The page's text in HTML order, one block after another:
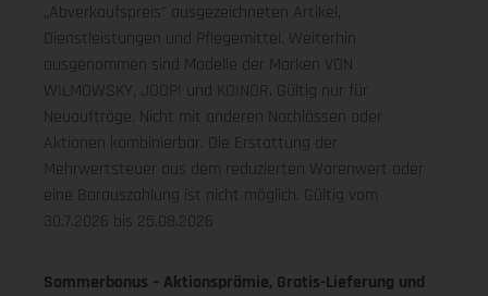
„Abverkaufspreis" ausgezeichneten Artikel,
Dienstleistungen und Pflegemittel. Weiterhin
ausgenommen sind Modelle der Marken VON
WILMOWSKY, JOOP! und KOINOR. Gültig nur für
Neuaufträge. Nicht mit anderen Nachlässen oder
Aktionen kombinierbar. Die Erstattung der
Mehrwertsteuer aus dem reduzierten Warenwert oder
eine Barauszahlung ist nicht möglich. Gültig vom
30.7.2026 bis 25.08.2026
Sommerbonus – Aktionsprämie, Gratis-Lieferung und